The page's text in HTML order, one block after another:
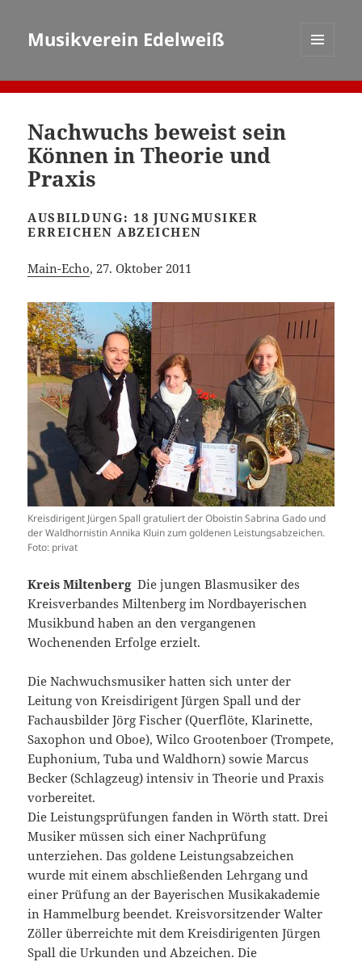
Musikverein Edelweiß
WIDGETS
Nachwuchs beweist sein
Können in Theorie und
Praxis
AUSBILDUNG: 18 JUNGMUSIKER
ERREICHEN ABZEICHEN
Main-Echo, 27. Oktober 2011
Kreisdirigent Jürgen Spall gratuliert der Oboistin Sabrina Gado und
der Waldhornistin Annika Kluin zum goldenen Leistungsabzeichen.
Foto: privat
Kreis MiltenbergDie jungen Blasmusiker des
Kreisverbandes Miltenberg im Nordbayerischen
Musikbund haben an den vergangenen
Wochenenden Erfolge erzielt.
Die Nachwuchsmusiker hatten sich unter der
Leitung von Kreisdirigent Jürgen Spall und der
Fachausbilder Jörg Fischer (Querflöte, Klarinette,
Saxophon und Oboe), Wilco Grootenboer (Trompete,
Euphonium, Tuba und Waldhorn) sowie Marcus
Becker (Schlagzeug) intensiv in Theorie und Praxis
vorbereitet.
Die Leistungsprüfungen fanden in Wörth statt. Drei
Musiker müssen sich einer Nachprüfung
unterziehen. Das goldene Leistungsabzeichen
wurde mit einem abschließenden Lehrgang und
einer Prüfung an der Bayerischen Musikakademie
in Hammelburg beendet. Kreisvorsitzender Walter
Zöller überreichte mit dem Kreisdirigenten Jürgen
Spall die Urkunden und Abzeichen. Die